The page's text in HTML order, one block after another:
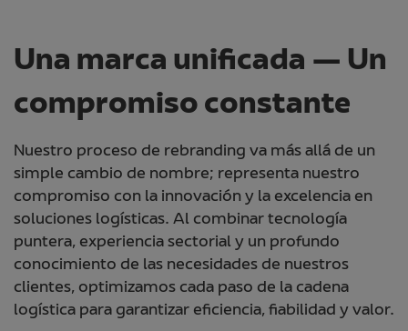
Una marca unificada — Un
compromiso constante
Nuestro proceso de rebranding va más allá de un
simple cambio de nombre; representa nuestro
compromiso con la innovación y la excelencia en
soluciones logísticas. Al combinar tecnología
puntera, experiencia sectorial y un profundo
conocimiento de las necesidades de nuestros
clientes, optimizamos cada paso de la cadena
logística para garantizar eficiencia, fiabilidad y valor.